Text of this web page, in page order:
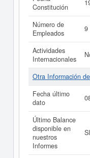
Constitución
Número de
Empleados
9
Actividades
Internacionales
Otra Información
Fecha último
dato
Último Balance
disponible en
nuestros
Informes
SI